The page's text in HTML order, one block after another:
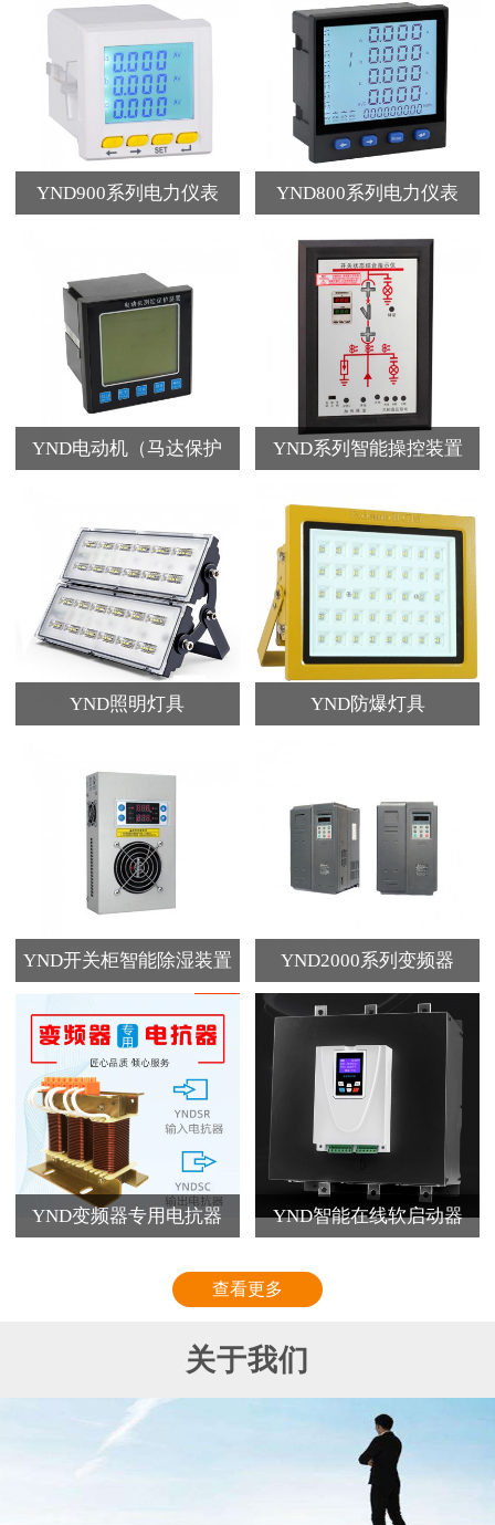
YND900系列电力仪表 YND800系列电力仪表
YND电动机（马达保护 YND系列智能操控装置
YND照明灯具 YND防爆灯具
YND开关柜智能除湿装置 YND2000系列变频器
YND变频器专用电抗器 YND智能在线软启动器
查看更多
关于我们